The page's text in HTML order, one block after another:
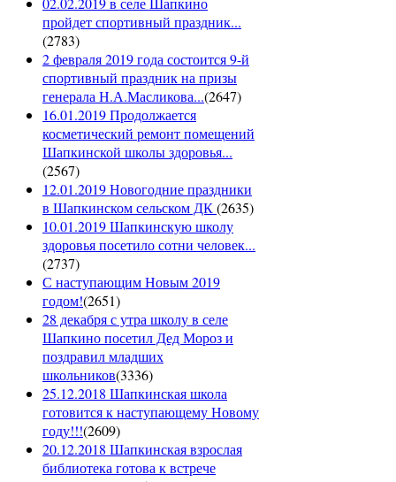
пройдет спортивный праздник...
(2783)
2 февраля 2019 года состоится 9-й
спортивный праздник на призы
генерала Н.А.Масликова...(2647)
16.01.2019 Продолжается
косметический ремонт помещений
Шапкинской школы здоровья...
(2567)
12.01.2019 Новогодние праздники
в Шапкинском сельском ДК(2635)
10.01.2019 Шапкинскую школу
здоровья посетило сотни человек...
(2737)
С наступающим Новым 2019
годом!(2651)
28 декабря с утра школу в селе
Шапкино посетил Дед Мороз и
поздравил младших
школьников(3336)
25.12.2018 Шапкинская школа
готовится к наступающему Новому
году!!!(2609)
20.12.2018 Шапкинская взрослая
библиотека готова к встрече